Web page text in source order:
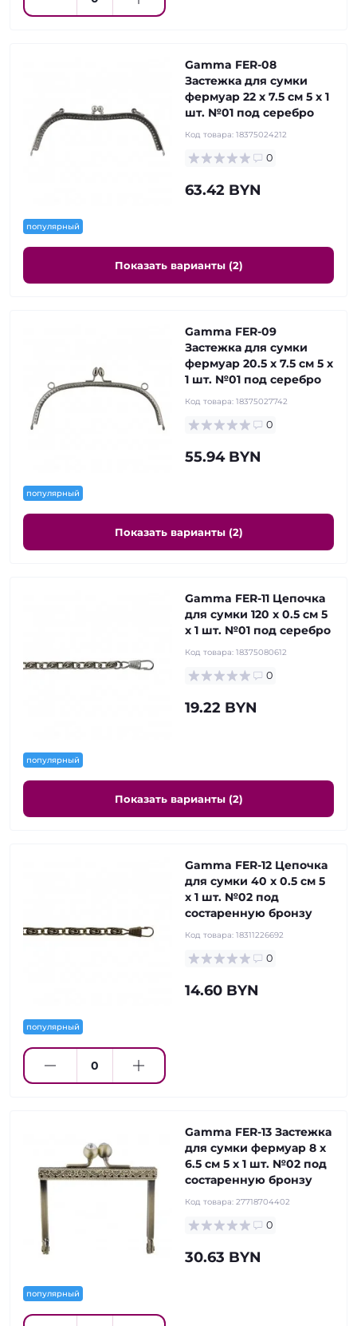
популярный
Gamma FER-08
Застежка для сумки
фермуар 22 x 7.5 см 5 х 1
шт. №01 под серебро
Код товара: 18375024212
0
63.42 BYN
Показать варианты (2)
популярный
Gamma FER-09
Застежка для сумки
фермуар 20.5 x 7.5 см 5 х
1 шт. №01 под серебро
Код товара: 18375027742
0
55.94 BYN
Показать варианты (2)
популярный
Gamma FER-11 Цепочка
для сумки 120 x 0.5 см 5
х 1 шт. №01 под серебро
Код товара: 18375080612
0
19.22 BYN
Показать варианты (2)
популярный
Gamma FER-12 Цепочка
для сумки 40 x 0.5 см 5
х 1 шт. №02 под
состаренную бронзу
Код товара: 18311226692
0
14.60 BYN
популярный
Gamma FER-13 Застежка
для сумки фермуар 8 x
6.5 см 5 х 1 шт. №02 под
состаренную бронзу
Код товара: 27718704402
0
30.63 BYN